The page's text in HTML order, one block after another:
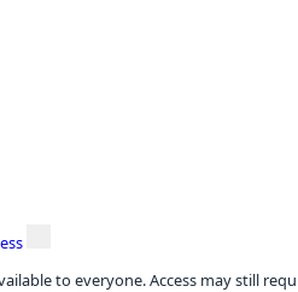
to everyone. Access may still